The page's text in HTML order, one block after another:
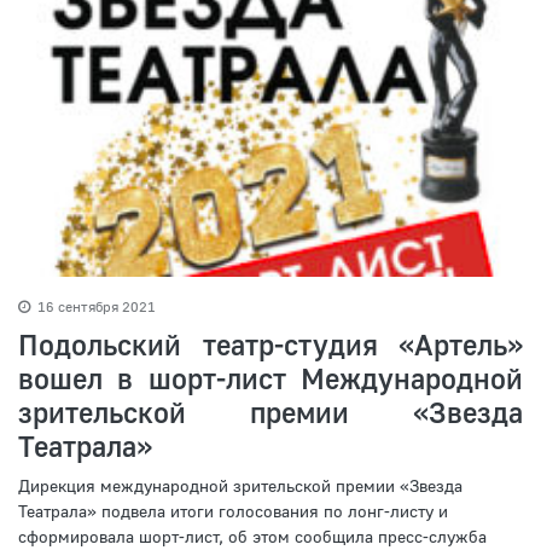
16 сентября 2021
Подольский театр-студия «Артель»
вошел в шорт-лист Международной
зрительской премии «Звезда
Театрала»
Дирекция международной зрительской премии «Звезда
Театрала» подвела итоги голосования по лонг-листу и
сформировала шорт-лист, об этом сообщила пресс-служба